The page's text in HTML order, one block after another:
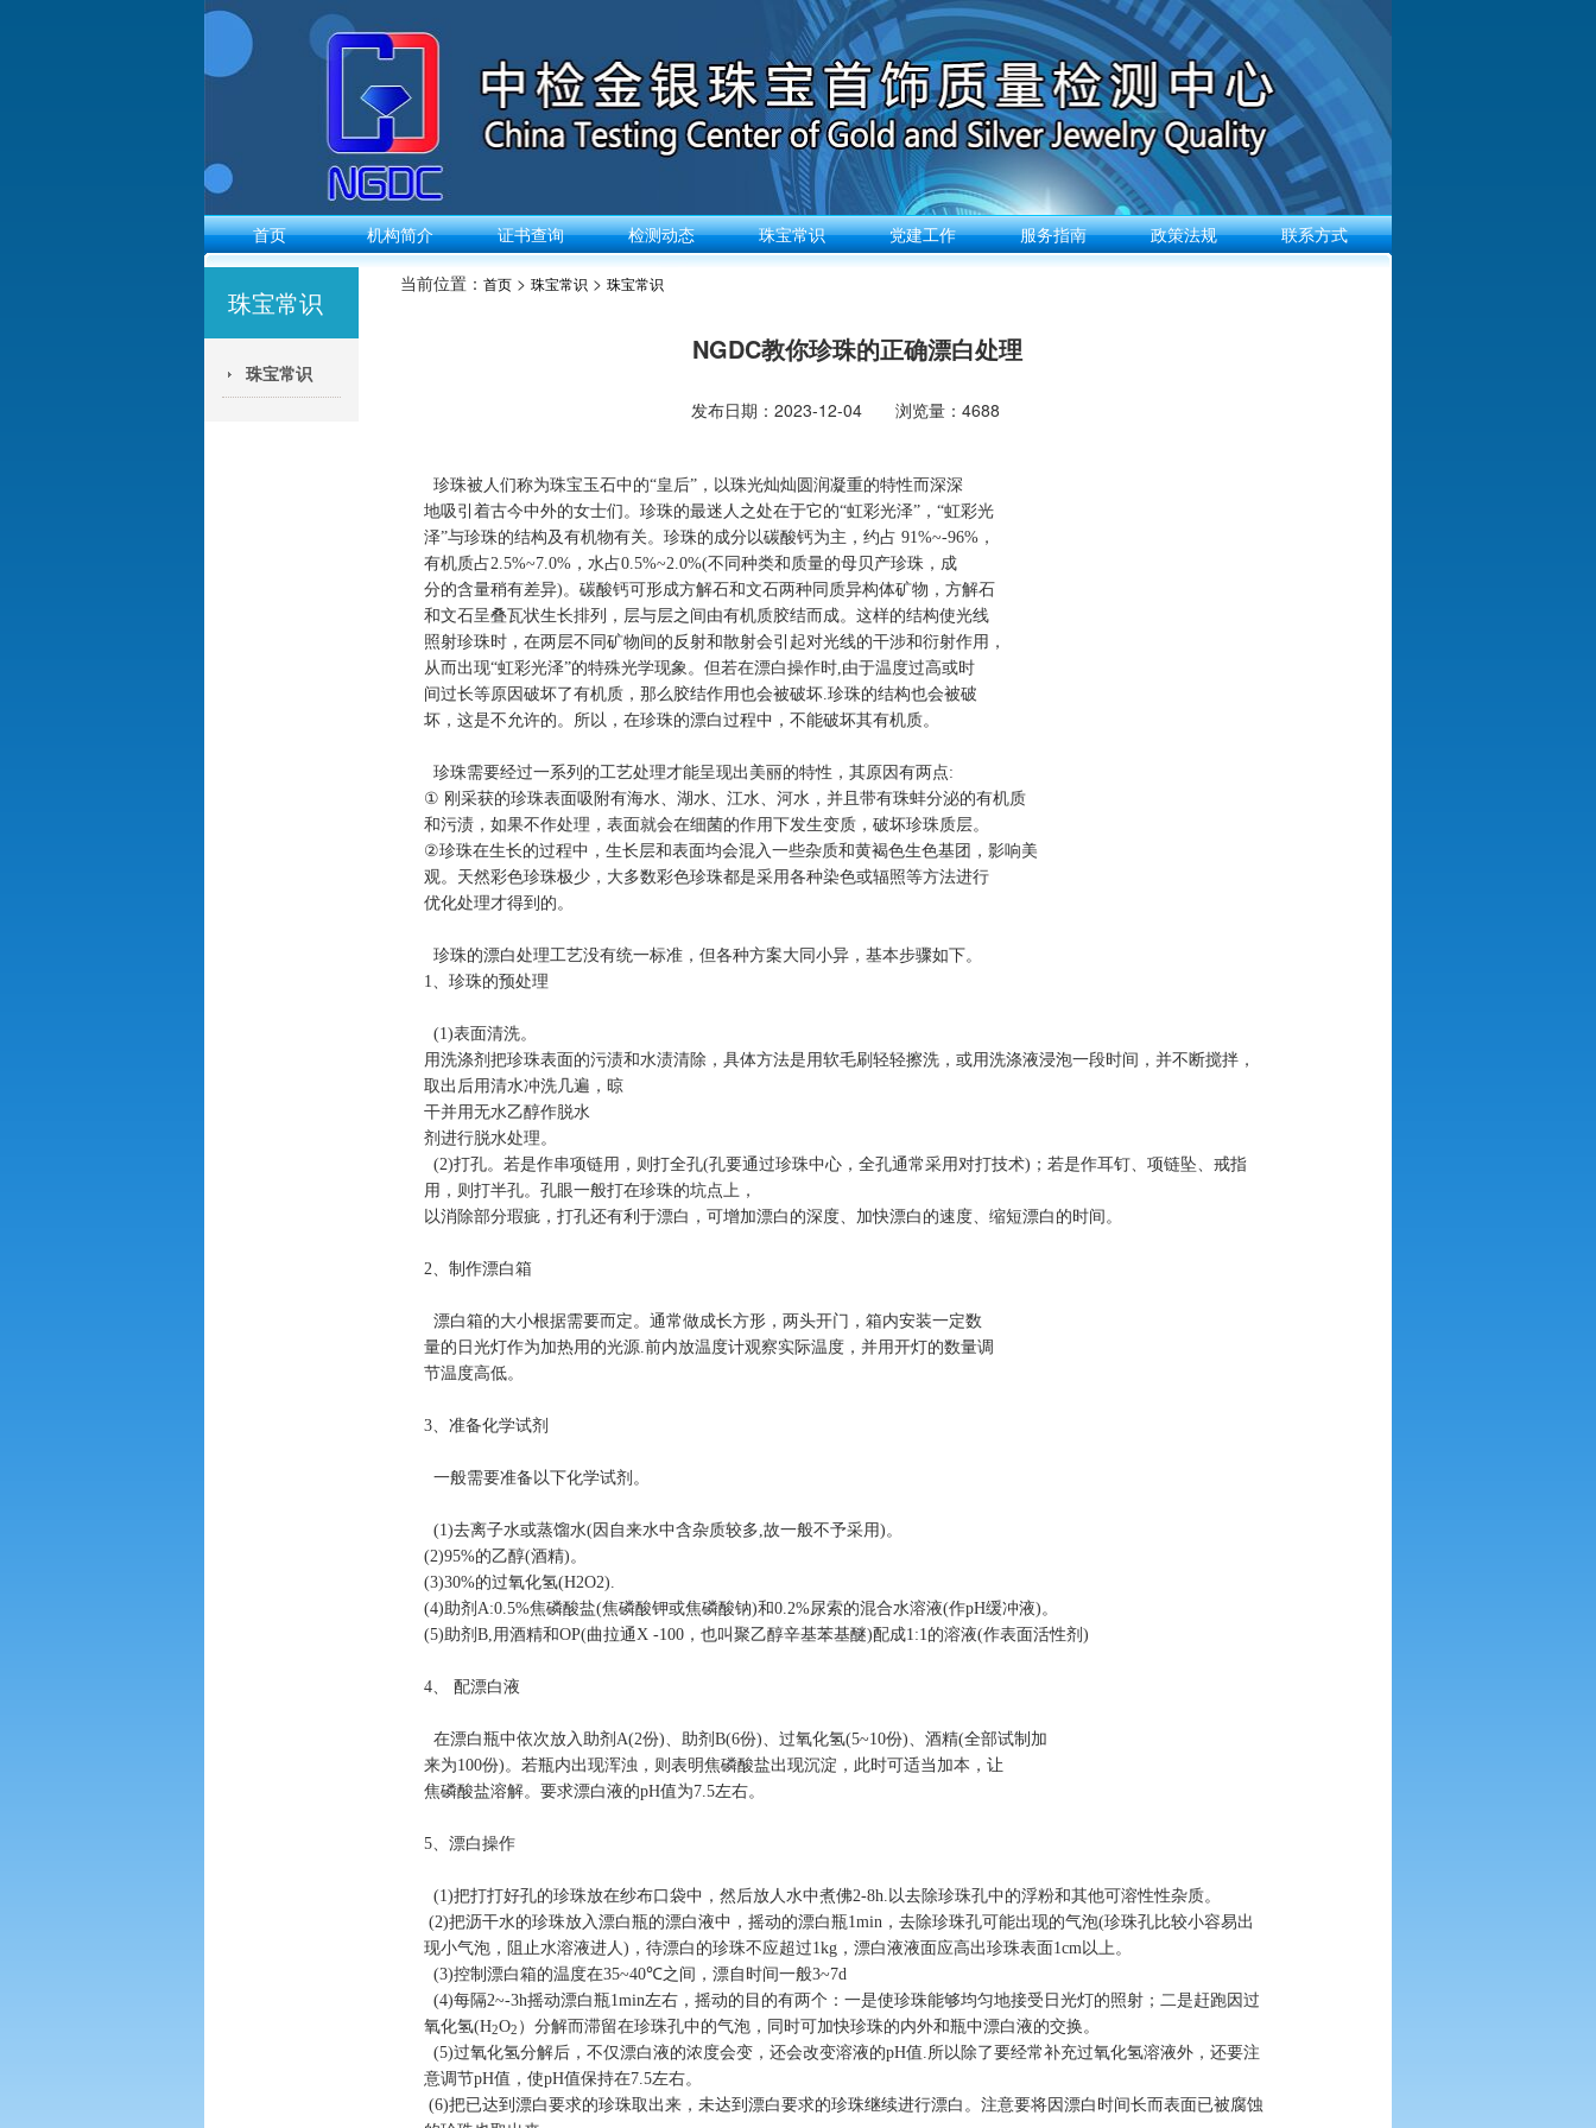
首页 机构简介 证书查询 检测动态 珠宝常识 党建工作 服务指南 政策法规 联系方式
珠宝常识
珠宝常识
当前位置： 首页 > 珠宝常识 > 珠宝常识
NGDC教你珍珠的正确漂白处理
发布日期：2023-12-04 浏览量：4688
珍珠被人们称为珠宝玉石中的“皇后” ，以珠光灿灿圆润凝重的特性而深深
地吸引着古今中外的女士们。珍珠的最迷人之处在于它的“虹彩光泽”，“虹彩光
泽”与珍珠的结构及有机物有关。珍珠的成分以碳酸钙为主，约占 91%~-96% ，
有机质占2.5%~7.0% ，水占0.5%~2.0%(不同种类和质量的母贝产珍珠，成
分的含量稍有差异) 。碳酸钙可形成方解石和文石两种同质异构体矿物，方解石
和文石呈叠瓦状生长排列，层与层之间由有机质胶结而成。这样的结构使光线
照射珍珠时，在两层不同矿物间的反射和散射会引起对光线的干涉和衍射作用，
从而出现“虹彩光泽”的特殊光学现象。但若在漂白操作时 由于温度过高或时
间过长等原因破坏了有机质，那么胶结作用也会被破坏 珍珠的结构也会被破
坏，这是不允许的。所以，在珍珠的漂白过程中，不能破坏其有机质。
珍珠需要经过一系列的工艺处理才能呈现出美丽的特性，其原因有两点:
① 刚采获的珍珠表面吸附有海水、湖水、江水、河水，并且带有珠蚌分泌的有机质
和污渍，如果不作处理，表面就会在细菌的作用下发生变质，破坏珍珠质层。
②珍珠在生长的过程中，生长层和表面均会混入一些杂质和黄褐色生色基团，影响美
观。天然彩色珍珠极少，大多数彩色珍珠都是采用各种染色或辐照等方法进行
优化处理才得到的。
珍珠的漂白处理工艺没有统一标准，但各种方案大同小异，基本步骤如下。
1
、珍珠的预处理
(1)表面清洗。
用洗涤剂把珍珠表面的污渍和水渍清除，具体方法是用软毛刷轻轻擦洗，或用洗涤液浸泡一段时间，并不断搅拌，
取出后用清水冲洗几遍，晾
干并用无水乙醇作脱水
剂进行脱水处理。
(2)打孔。若是作串项链用，则打全孔(孔要通过珍珠中心，全孔通常采用对打技术) ；若是作耳钉、项链坠、戒指
用，则打半孔。孔眼一般打在珍珠的坑点上，
以消除部分瑕疵，打孔还有利于漂白，可增加漂白的深度、加快漂白的速度、缩短漂白的时间。
2 、制作漂白箱
漂白箱的大小根据需要而定。通常做成长方形，两头开门，箱内安装一定数
量的日光灯作为加热用的光源 前内放温度计观察实际温度，并用开灯的数量调
节温度高低。
3 、准备化学试剂
一般需要准备以下化学试剂。
(1)去离子水或蒸馏水(因自来水中含杂质较多 故一般不予采用) 。
(2)95%的乙醇(酒精) 。
(3)30%的过氧化氢(H2O2).
(4)助剂 A:0.5%焦磷酸盐(焦磷酸钾或焦磷酸钠)和0.2%尿索的混合水溶液(作pH缓冲液) 。
(5)助剂 B, 用酒精和OP(曲拉通 X -100 ，也叫聚乙醇辛基苯基醚)配成1:1 的溶液(作表面活性剂 )
4 、 配漂白液
在漂白瓶中依次放入助剂 A(2份) 、助剂 B(6份) 、过氧化氢(5~10份) 、酒精(全部试制加
来为100份) 。若瓶内出现浑浊，则表明焦磷酸盐出现沉淀，此时可适当加本，让
焦磷酸盐溶解。要求漂白液的pH值为7.5左右。
5 、漂白操作
(1)把打打好孔的珍珠放在纱布口袋中，然后放人水中煮佛2-8h. 以去除珍珠孔中的浮粉和其他可溶性性杂质。
(2)把沥干水的珍珠放入漂白瓶的漂白液中，摇动的漂白瓶1min ，去除珍珠孔可能出现的气泡(珍珠孔比较小容易出
现小气泡，阻止水溶液进人 ) ，待漂白的珍珠不应超过1kg ，漂白液液面应高出珍珠表面1cm 以上。
(3)控制漂白箱的温度在35~40℃之间，漂自时间一般3~7d
(4)每隔2~-3h摇动漂白瓶1min左右，摇动的目的有两个：一是使珍珠能够均匀地接受日光灯的照射；二是赶跑因过
氧化氢(H2O2 ）分解而滞留在珍珠孔中的气泡，同时可加快珍珠的内外和瓶中漂白液的交换。
(5)过氧化氢分解后，不仅漂白液的浓度会变，还会改变溶液的pH值 所以除了要经常补充过氧化氢溶液外，还要注
意调节pH值，使pH值保持在7.5左右。
(6)把已达到漂白要求的珍珠取出来，未达到漂白要求的珍珠继续进行漂白。注意要将因漂白时间长而表面已被腐蚀